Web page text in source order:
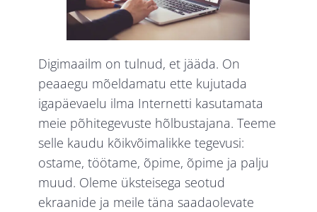
Digimaailm on tulnud, et jääda. On
peaaegu mõeldamatu ette kujutada
igapäevaelu ilma Internetti kasutamata
meie põhitegevuste hõlbustajana. Teeme
selle kaudu kõikvõimalikke tegevusi:
ostame, töötame, õpime, õpime ja palju
muud. Oleme üksteisega seotud
ekraanide ja meile täna saadaolevate